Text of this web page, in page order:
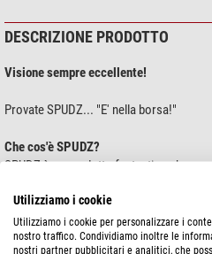
DESCRIZIONE PRODOTTO
Visione sempre eccellente!
Provate SPUDZ... "E' nella borsa!"
Che cos'è SPUDZ?
SPUDZ è un prodotto fantastico che
graffi. Diversamente dagli altri panni in
ha la sua custodia La custodia è facile
portata di mano. Il sistema brevettato
pratico. Dalle lenti fotografiche agli
mostra di più...
Utilizziamo i cookie
Utilizziamo i cookie per personalizzare i
nostro traffico. Condividiamo inoltre le
nostri partner pubblicitari e analitici, che